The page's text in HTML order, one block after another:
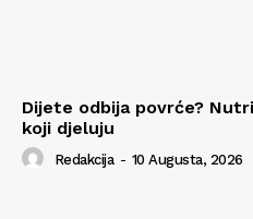
Dijete odbija povrće?
koji djeluju
Redakcija - 10 Augusta, 2026